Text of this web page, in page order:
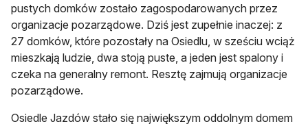
pustych domków zostało zagospodarowanych przez
organizacje pozarządowe. Dziś jest zupełnie inaczej: z
27 domków, które pozostały na Osiedlu, w sześciu wciąż
mieszkają ludzie, dwa stoją puste, a jeden jest spalony i
czeka na generalny remont. Resztę zajmują organizacje
pozarządowe.
Osiedle Jazdów stało się największym oddolnym domem